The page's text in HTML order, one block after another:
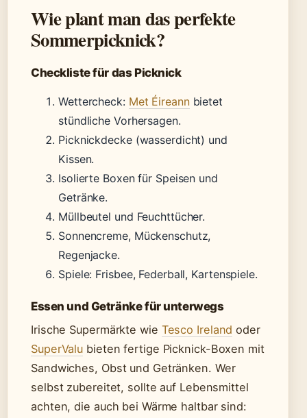
Wie plant man das perfekte
Sommerpicknick?
Checkliste für das Picknick
Wettercheck: Met Éireannbietet
stündliche Vorhersagen.
Picknickdecke (wasserdicht) und
Kissen.
Isolierte Boxen für Speisen und
Getränke.
Müllbeutel und Feuchttücher.
Sonnencreme, Mückenschutz,
Regenjacke.
Spiele: Frisbee, Federball, Kartenspiele.
Essen und Getränke für unterwegs
Irische Supermärkte wie Tesco Ireland oder
SuperValu bieten fertige Picknick-Boxen mit
Sandwiches, Obst und Getränken. Wer
selbst zubereitet, sollte auf Lebensmittel
achten, die auch bei Wärme haltbar sind: